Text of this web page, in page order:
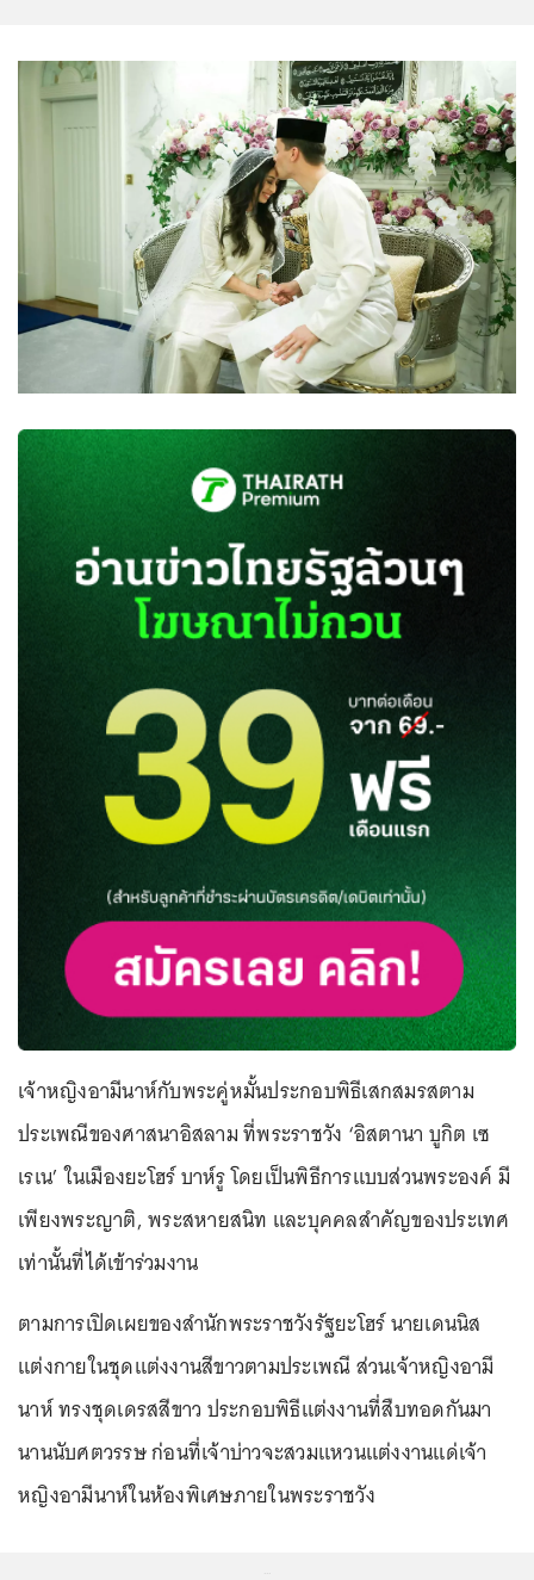
เจ้าหญิงอามีนาห์กับพระคู่หมั้นประกอบพิธีเสกสมรสตาม
ประเพณีของศาสนาอิสลาม ที่พระราชวัง ‘อิสตานา บูกิต เซ
เรเน’ ในเมืองยะโฮร์ บาห์รู โดยเป็นพิธีการแบบส่วนพระองค์ มี
เพียงพระญาติ, พระสหายสนิท และบุคคลสำคัญของประเทศ
เท่านั้นที่ได้เข้าร่วมงาน
ตามการเปิดเผยของสำนักพระราชวังรัฐยะโฮร์ นายเดนนิส
แต่งกายในชุดแต่งงานสีขาวตามประเพณี ส่วนเจ้าหญิงอามี
นาห์ ทรงชุดเดรสสีขาว ประกอบพิธีแต่งงานที่สืบทอดกันมา
นานนับศตวรรษ ก่อนที่เจ้าบ่าวจะสวมแหวนแต่งงานแด่เจ้า
หญิงอามีนาห์ในห้องพิเศษภายในพระราชวัง